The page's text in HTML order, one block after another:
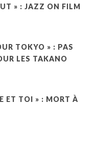
» : JAZZ ON FILM
TOKYO » : PAS
LES TAKANO
ET TOI » : MORT À